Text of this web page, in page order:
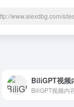
www.alexdbg.com/
BiliGPT视频